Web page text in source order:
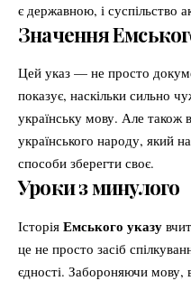
є державною, і суспільство
Значення
Цей указ — не просто
показує, наскільки сильно
українську мову. Але також
українського народу, який
способи зберегти своє.
Уроки з минулого
Історія Емського указу
це не просто засіб
єдності. Забороняючи мову,